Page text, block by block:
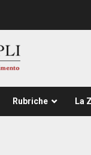
Rubriche La